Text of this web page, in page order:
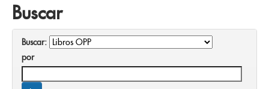
Buscar
Buscar:
por